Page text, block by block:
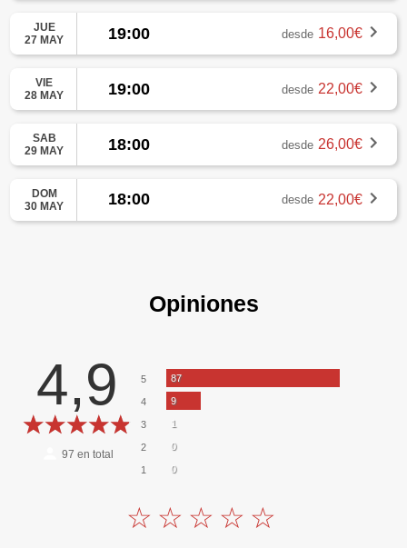
JUE
27 MAY
19:00 desde 16,00€
VIE
28 MAY
19:00 desde 22,00€
SAB
29 MAY
18:00 desde 26,00€
DOM
30 MAY
18:00 desde 22,00€
Opiniones
4,9
97 en total
5 87
4 9
3 1
2 0
1 0